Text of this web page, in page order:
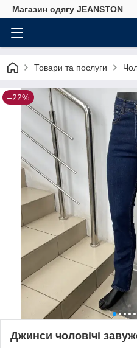
Магазин одягу JEANSTON
Товари та послуги
–22%
Джинси чоловічі